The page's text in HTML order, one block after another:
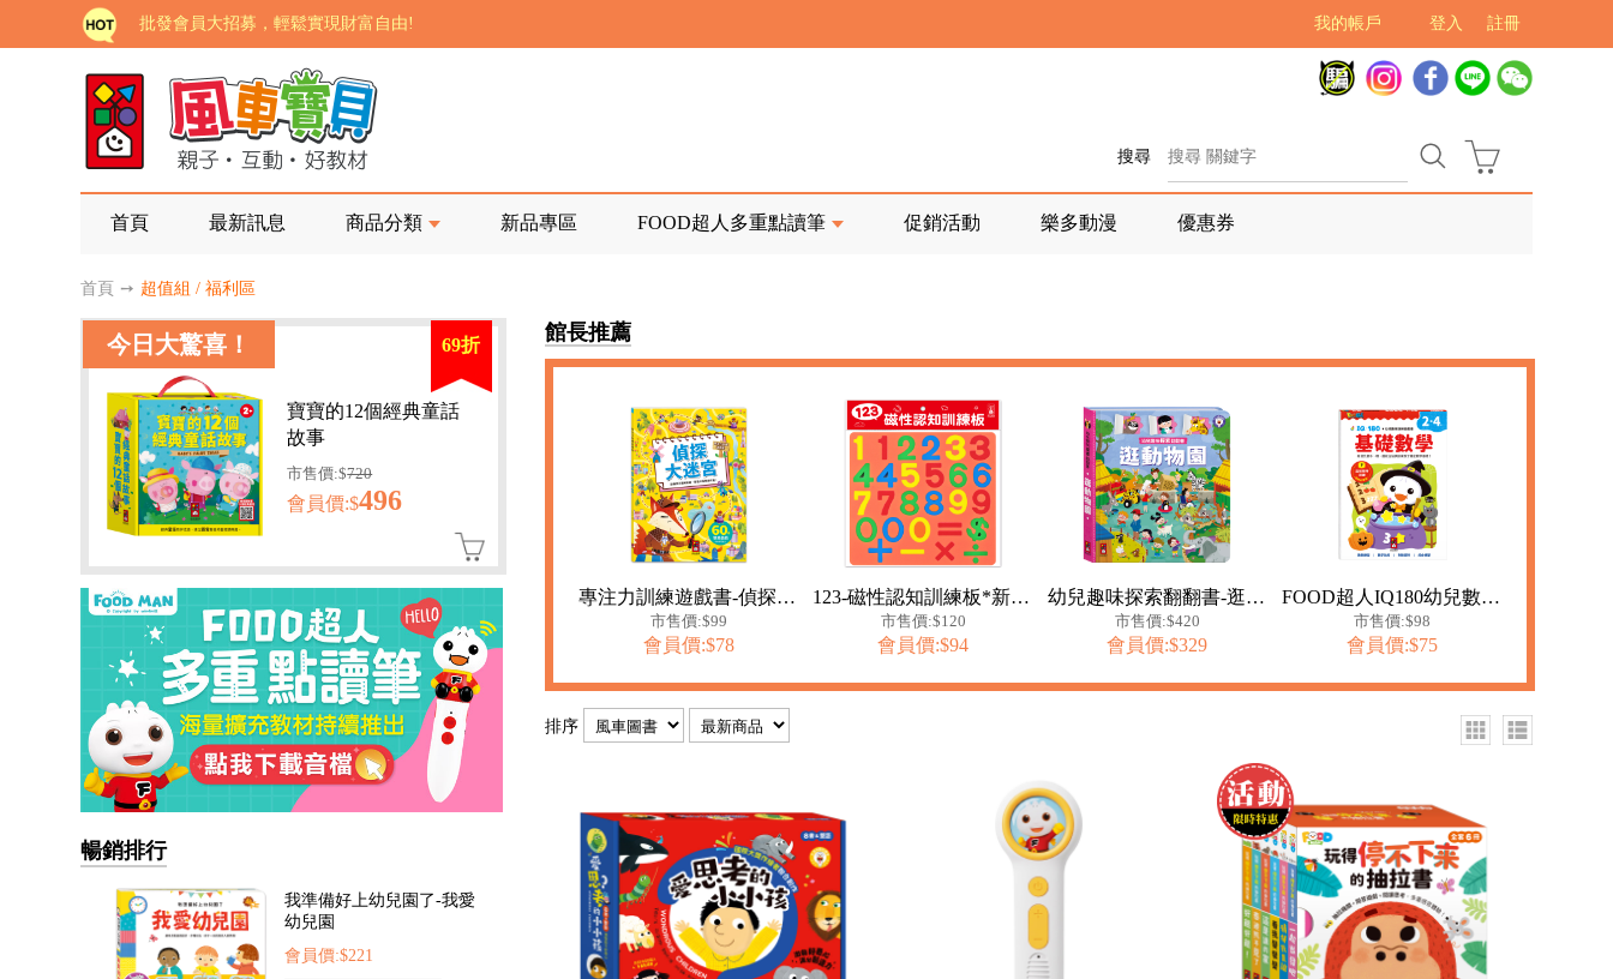
註冊
登入
我的帳戶
批發會員大招募，輕鬆實現財富自由!
如需更改或重開發票 需在訂單成立三天內通知客服 寄回發票需附上回郵郵票
老師您好!!幼教會員火熱招募中~
海外購物免煩惱！點我查看『海外購物流程說明』
家長樂了!「風車書版集團暨FOOD超人企業總部」目前正興建中!
老師您好!!幼教會員火熱招募中~
海外購物免煩惱！點我查看『海外購物流程說明』
搜尋
首頁 最新訊息 商品分類 新品專區 FOOD超人多重點讀筆 促銷活動 樂多動漫 優惠券
首頁 ➙ 超值組 / 福利區
今日大驚喜！ 69折
寶寶的12個經典童話
故事
市售價:$720
會員價:$496
暢銷排行
我準備好上幼兒園了-我愛
幼兒園
會員價:$221
館長推薦
專注力訓練遊戲書-偵探大迷宮
市售價:$99
會員價:$78
123-磁性認知訓練板*新版*
市售價:$120
會員價:$94
幼兒趣味探索翻翻書-逛動物園
市售價:$420
會員價:$329
FOOD超人IQ180幼兒數學訓練遊戲書-基礎數學
市售價:$98
會員價:$75
排序